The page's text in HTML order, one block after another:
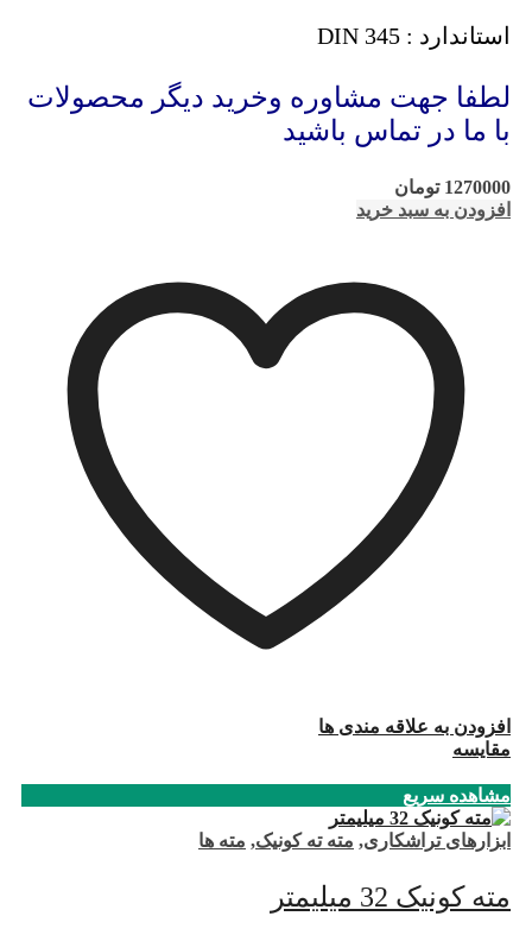
استاندارد : DIN 345
لطفا جهت مشاوره وخرید دیگر محصولات
با ما در تماس باشید
1270000 تومان
افزودن به سبد خرید
افزودن به علاقه مندی ها
مقایسه
مشاهده سریع
ابزارهای تراشکاری, مته ته کونیک, مته ها
مته کونیک 32 میلیمتر